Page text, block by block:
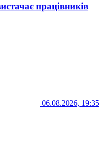
працівників
06.08.2026, 19:35